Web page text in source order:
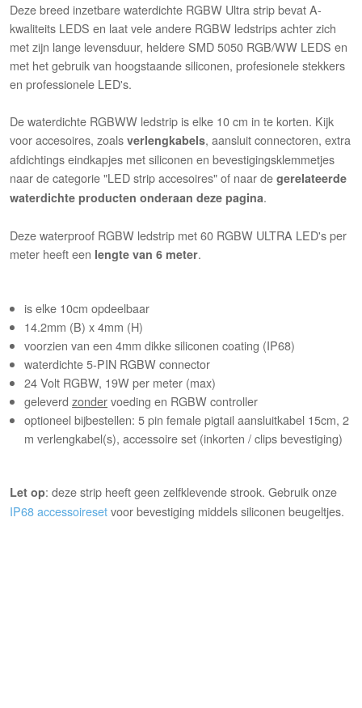
Deze breed inzetbare waterdichte RGBW Ultra strip bevat A-
kwaliteits LEDS en laat vele andere RGBW ledstrips achter zich
met zijn lange levensduur, heldere SMD 5050 RGB/WW LEDS en
met het gebruik van hoogstaande siliconen, profesionele stekkers
en professionele LED's.
De waterdichte RGBWW ledstrip is elke 10 cm in te korten. Kijk
voor accesoires, zoalsverlengkabels, aansluit connectoren, extra
afdichtings eindkapjes met siliconen en bevestigingsklemmetjes
naar de categorie "LED strip accesoires" of naar degerelateerde
waterdichte producten onderaan deze pagina.
Deze waterproof RGBW ledstrip met 60 RGBW ULTRA LED's per
meter heeft een lengte van 6 meter.
is elke 10cm opdeelbaar
14.2mm (B) x 4mm (H)
voorzien van een 4mm dikke siliconen coating (IP68)
waterdichte 5-PIN RGBW connector
24 Volt RGBW, 19W per meter (max)
geleverdzondervoeding en RGBW controller
optioneel bijbestellen: 5 pin female pigtail aansluitkabel 15cm, 2
m verlengkabel(s), accessoire set (inkorten / clips bevestiging)
Let op: deze strip heeft geen zelfklevende strook. Gebruik onze
IP68 accessoiresetvoor bevestiging middels siliconen beugeltjes.